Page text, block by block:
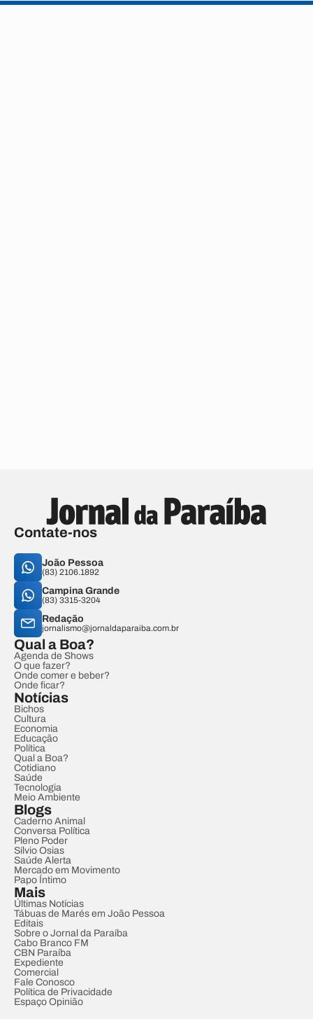
Contate-nos
João Pessoa
(83) 2106.1892
Campina Grande
(83) 3315-3204
Redação
jornalismo@jornaldaparaiba.com.br
Qual a Boa?
Agenda de Shows
O que fazer?
Onde comer e beber?
Onde ficar?
Notícias
Bichos
Cultura
Economia
Educação
Política
Qual a Boa?
Cotidiano
Saúde
Tecnologia
Meio Ambiente
Blogs
Caderno Animal
Conversa Política
Pleno Poder
Sílvio Osias
Saúde Alerta
Mercado em Movimento
Papo Íntimo
Mais
Últimas Notícias
Tábuas de Marés em João Pessoa
Editais
Sobre o Jornal da Paraíba
Cabo Branco FM
CBN Paraíba
Expediente
Comercial
Fale Conosco
Política de Privacidade
Espaço Opinião